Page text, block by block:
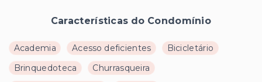
Características do Condomínio
Academia Acesso deficientes
Bicicletário
Brinquedoteca
Churrasqueira